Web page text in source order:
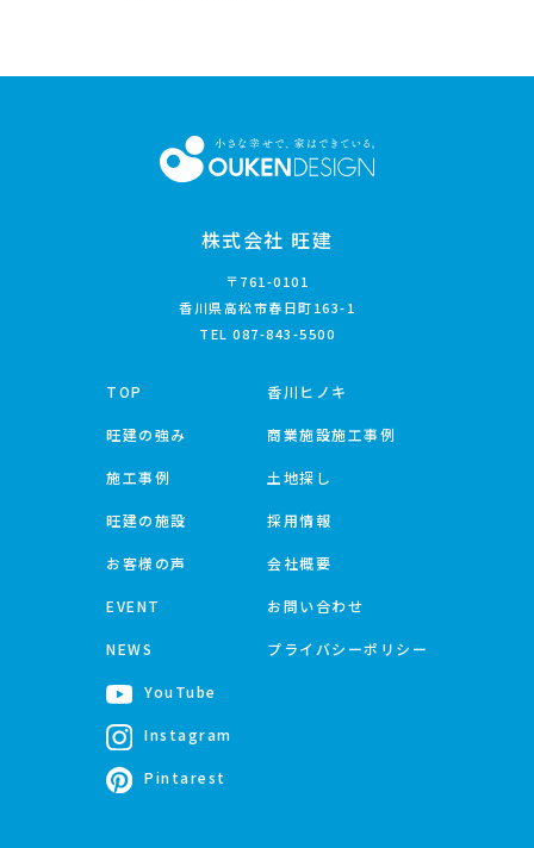
株式会社 旺建
〒761-0101
香川県高松市春日町163-1
TEL 087-843-5500
TOP
旺建の強み
施工事例
旺建の施設
お客様の声
EVENT
NEWS
香川ヒノキ
商業施設施工事例
土地探し
採用情報
会社概要
お問い合わせ
プライバシーポリシー
YouTube
Instagram
Pintarest